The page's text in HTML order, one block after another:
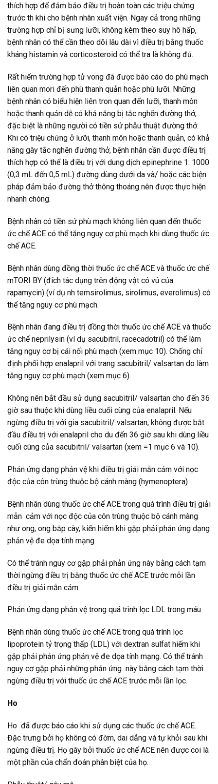
thích hợp để đảm bảo điều trị hoàn toàn các triệu chứng
trước th khi cho bệnh nhân xuất viện. Ngay cả trong những
trường hợp chỉ bị sưng lưỡi, không kèm theo suy hô hấp,
bệnh nhân có thể cần theo dõi lâu dài vì điều trị bằng thuốc
kháng histamin và corticosteroid có thể tra là không đủ.
Rất hiếm trường hợp tử vong đã được báo cáo do phù mạch
liên quan mori đến phù thanh quản hoặc phù lưỡi. Những
bệnh nhân có biểu hiện liên tron quan đến lưỡi, thanh môn
hoặc thanh quản dễ có khả năng bị tắc nghẽn đường thở,
đặc biệt là những người có tiền sử phẫu thuật đường thở.
Khi có triệu chứng ở lưỡi, thanh môn hoặc thanh quản, có khả
năng gây tắc nghẽn đường thở, bệnh nhân cần được điều trị
thích hợp có thể là điều trị với dung dịch epinephrine 1: 1000
(0,3 mL đến 0,5 mL) đường dùng dưới da và/ hoặc các biện
pháp đảm bảo đường thở thông thoáng nên được thực hiện
nhanh chóng.
Bệnh nhân có tiền sử phù mạch không liên quan đến thuốc
ức chế ACE có thể tăng nguy cơ phù mạch khi dùng thuốc ức
chế ACE.
Bệnh nhân dùng đồng thời thuốc ức chế ACE và thuốc ức chế
mTORI BY (đích tác dụng trên động vật có vú của
rapamycin) (ví dụ nh temsirolimus, sirolimus, everolimus) có
thể tăng nguy cơ phù mạch.
Bệnh nhân đang điều trị đồng thời thuốc ức chế ACE và thuốc
ức chế neprilysin (ví dụ sacubitril, racecadotril) có thể làm
tăng nguy cơ bị cái nối phù mạch (xem mục 10). Chống chỉ
định phối hợp enalapril với trang sacubitril/ valsartan do làm
tăng nguy cơ phù mạch (xem mục 6).
Không nên bắt đầu sử dụng sacubitril/ valsartan cho đến 36
giờ sau thuộc khi dùng liều cuối cùng của enalapril. Nếu
ngừng điều trị với gia sacubitril/ valsartan, không được bắt
đầu điều trị với enalapril cho du đến 36 giờ sau khi dùng liều
cuối cùng của sacubitril/ valsartan (xem =1 mục 6 và 10).
Phản ứng dạng phản vệ khi điều trị giải mẫn cảm với nọc
độc của côn trùng thuộc bộ cánh màng (hymenoptera)
Bệnh nhân dùng thuốc ức chế ACE trong quá trình điều trị giải
mẫn cảm với nọc độc của côn trùng thuộc bộ cánh màng
như ong, ong bắp cày, kiến hiếm khi gặp phải phản ứng dạng
phản vệ đe dọa tính mạng.
Có thể tránh nguy cơ gặp phải phản ứng này bằng cách tạm
thời ngừng điều trị bằng thuốc ức chế ACE trước mỗi lần
điều trị giải mẫn cảm.
Phản ứng dạng phản vệ trong quá trình lọc LDL trong máu
Bệnh nhân dùng thuốc ức chế ACE trong quá trình lọc
lipoprotein tỷ trọng thấp (LDL) với dextran sulfat hiếm khi
gặp phải phản ứng phản vệ đe dọa tính mạng. Có thể tránh
nguy cơ gặp phải những phản ứng này bằng cách tạm thời
ngừng điều trị với thuốc ức chế ACE trước mỗi lần lọc.
Ho
Ho đã được báo cáo khi sử dụng các thuốc ức chế ACE.
Đặc trưng bởi họ không có đờm, dai dẳng và tự khỏi sau khi
ngừng điều trị. Họ gây bởi thuốc ức chế ACE nên được coi là
một phần của chẩn đoán phân biệt của họ.